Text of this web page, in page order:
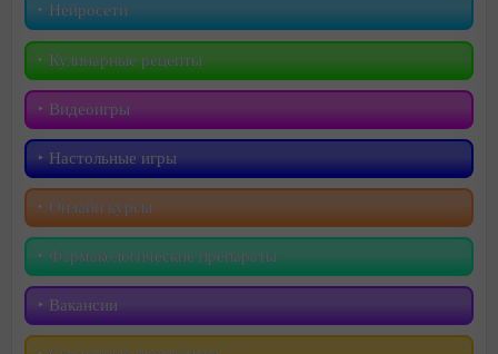
‣︎ Нейросети
‣︎ Кулинарные рецепты
‣︎ Видеоигры
‣︎ Настольные игры
‣︎ Онлайн курсы
‣︎ Фармакологические препараты
‣︎ Вакансии